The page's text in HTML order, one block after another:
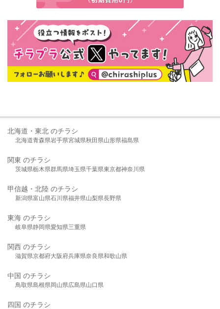
北海道・東北 のチラシ
北海道青森県岩手県宮城県秋田県山形県福島県
関東 のチラシ
茨城県栃木県群馬県埼玉県千葉県東京都神奈川県
甲信越・北陸 のチラシ
新潟県富山県石川県福井県山梨県長野県
東海 のチラシ
岐阜県静岡県愛知県三重県
関西 のチラシ
滋賀県京都府大阪府兵庫県奈良県和歌山県
中国 のチラシ
鳥取県島根県岡山県広島県山口県
四国 のチラシ